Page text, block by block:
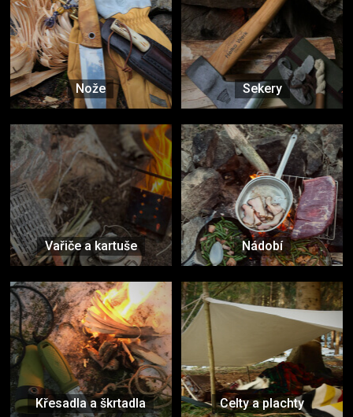
Nože Sekery
Vařiče a kartuše Nádobí
Křesadla a škrtadla Celty a plachty